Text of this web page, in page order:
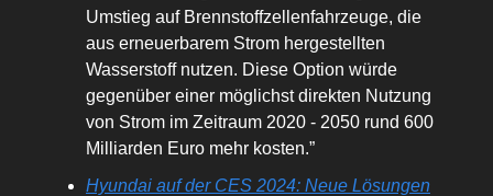
Umstieg auf Brennstoffzellenfahrzeuge, die
aus erneuerbarem Strom hergestellten
Wasserstoff nutzen. Diese Option würde
gegenüber einer möglichst direkten Nutzung
von Strom im Zeitraum 2020 - 2050 rund 600
Milliarden Euro mehr kosten.”
Hyundai auf der CES 2024: Neue Lösungen